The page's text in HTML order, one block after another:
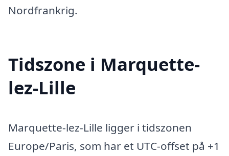
Nordfrankrig.
Tidszone i Marquette-
lez-Lille
Marquette-lez-Lille ligger i tidszonen
Europe/Paris, som har et UTC-offset på +1